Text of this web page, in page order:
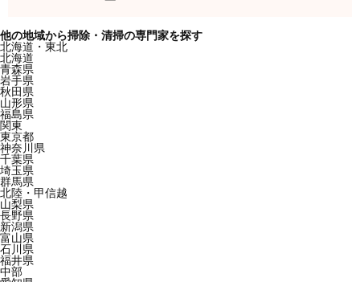
他の地域から掃除・清掃の専門家を探す
北海道・東北
北海道
青森県
岩手県
秋田県
山形県
福島県
関東
東京都
神奈川県
千葉県
埼玉県
群馬県
北陸・甲信越
山梨県
長野県
新潟県
富山県
石川県
福井県
中部